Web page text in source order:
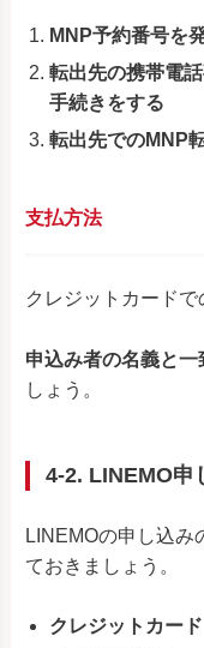
MNP予約番号を
転出先の携帯電
手続きをする
転出先でのMNP
支払方法
クレジットカードで
申込み者の名義と
しょう。
4-2. LINEMO申
LINEMOの申し込み
ておきましょう。
クレジットカード